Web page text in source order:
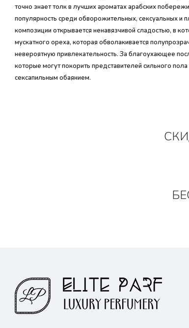
точно знает толк в лучших ароматах арабских
популярность среди обворожительных, сексуальных
композиции открывается ненавязчивой сладостью, в
мускатного ореха, которая обволакивается
невероятную привлекательность. За благоухающее
которые могут покорить представителей сильного
сексапильным обаянием.